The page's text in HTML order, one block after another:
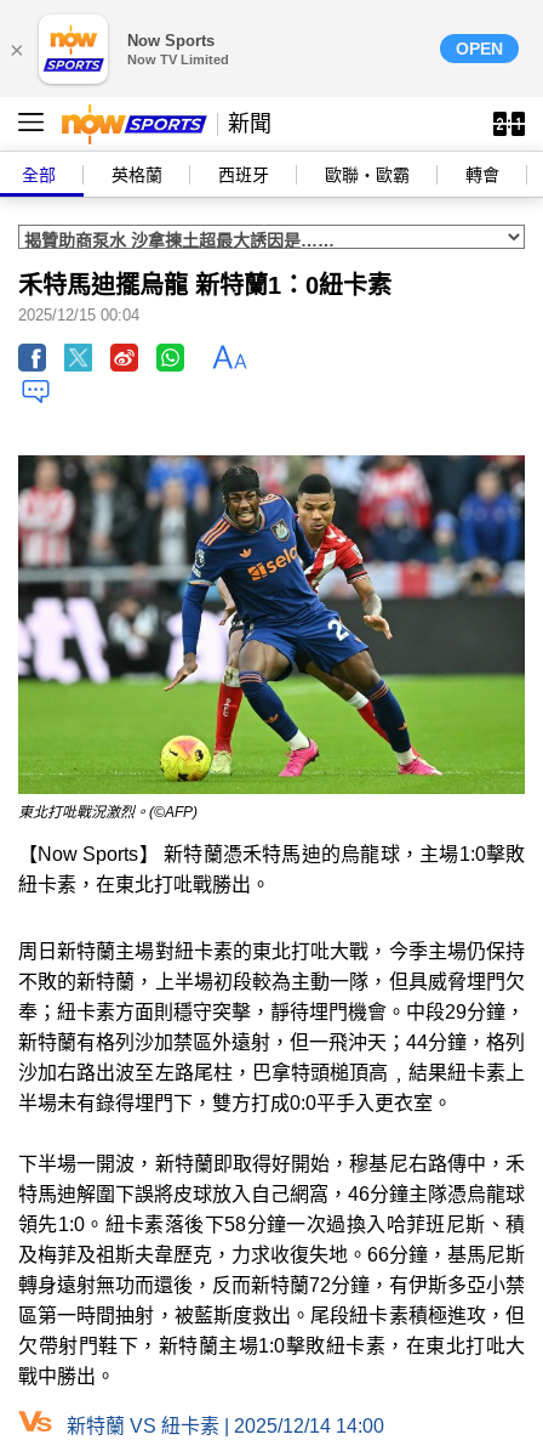
× Now Sports
Now TV Limited
OPEN
新聞
全部 英格蘭 西班牙 歐聯‧歐霸 轉會
禾特馬迪擺烏龍 新特蘭1：0紐卡素
2025/12/15 00:04
東北打吡戰況激烈。(©AFP)
【Now Sports】 新特蘭憑禾特馬迪的烏龍球，主場1:0擊敗
紐卡素，在東北打吡戰勝出。
周日新特蘭主場對紐卡素的東北打吡大戰，今季主場仍保持
不敗的新特蘭，上半場初段較為主動一隊，但具威脅埋門欠
奉；紐卡素方面則穩守突擊，靜待埋門機會。中段29分鐘，
新特蘭有格列沙加禁區外遠射，但一飛沖天；44分鐘，格列
沙加右路出波至左路尾柱，巴拿特頭槌頂高﹐結果紐卡素上
半場未有錄得埋門下，雙方打成0:0平手入更衣室。
下半場一開波，新特蘭即取得好開始，穆基尼右路傳中，禾
特馬迪解圍下誤將皮球放入自己網窩，46分鐘主隊憑烏龍球
領先1:0。紐卡素落後下58分鐘一次過換入哈菲班尼斯、積
及梅菲及祖斯夫韋歷克，力求收復失地。66分鐘，基馬尼斯
轉身遠射無功而還後，反而新特蘭72分鐘，有伊斯多亞小禁
區第一時間抽射，被藍斯度救出。尾段紐卡素積極進攻，但
欠帶射門鞋下，新特蘭主場1:0擊敗紐卡素，在東北打吡大
戰中勝出。
新特蘭 VS 紐卡素 | 2025/12/14 14:00